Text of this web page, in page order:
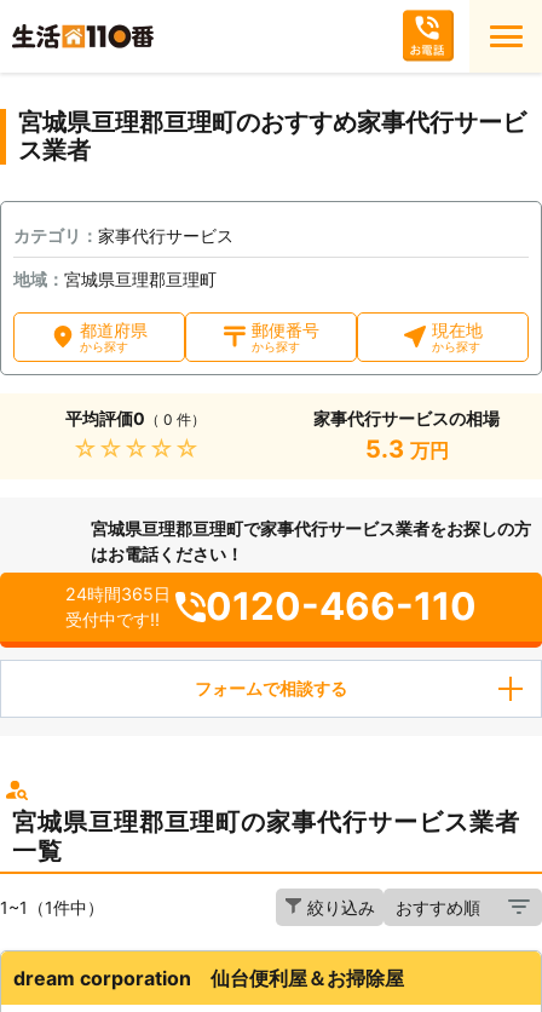
宮城県亘理郡亘理町のおすすめ家事代行サービ
ス業者
カテゴリ： 家事代行サービス
地域： 宮城県亘理郡亘理町
都道府県
から探す
郵便番号
から探す
現在地
から探す
平均評価0 （ 0 件）
★★★★★
家事代行サービスの相場
5.3 万円
宮城県亘理郡亘理町で家事代行サービス業者をお探しの方
はお電話ください！
24時間365日
受付中です!!
0120-466-110
フォームで相談する
宮城県亘理郡亘理町の家事代行サービス業者
一覧
1~1（1件中） 絞り込み
dream corporation 仙台便利屋＆お掃除屋